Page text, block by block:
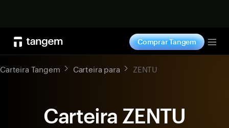
Comprar Tangem
Carteira Tangem Carteira para ZENTU
Carteira ZENTU